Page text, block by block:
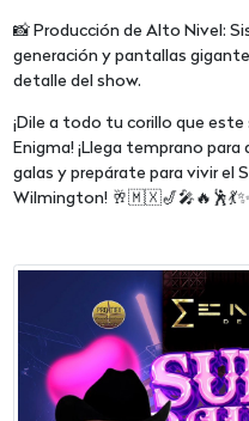
📸 Producción de Alto Nivel:
generación y pantallas
detalle del show.
¡Dile a todo tu corillo que
Enigma! ¡Llega temprano
galas y prepárate para vivir el
Wilmington!